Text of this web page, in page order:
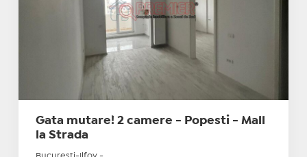
Gata mutare! 2 camere - Popesti - Mall
la Strada